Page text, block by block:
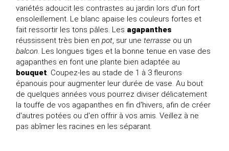
variétés adoucit les contrastes au jardin lors d'un fort
ensoleillement. Le blanc apaise les couleurs fortes et
fait ressortir les tons pâles. Les agapanthes
réussissent très bien en pot, sur une terrasse ou un
balcon. Les longues tiges et la bonne tenue en vase des
agapanthes en font une plante bien adaptée au
bouquet. Coupez-les au stade de 1 à 3 fleurons
épanouis pour augmenter leur durée de vase. Au bout
de quelques années vous pourrez diviser délicatement
la touffe de vos agapanthes en fin d'hivers, afin de créer
d'autres potées ou d'en offrir à vos amis. Veillez à ne
pas abîmer les racines en les séparant.